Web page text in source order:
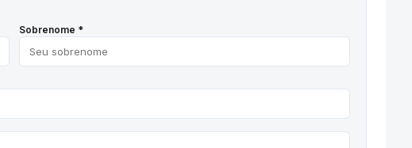
Sobrenome *